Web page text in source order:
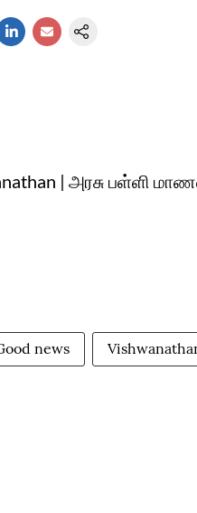
| அரசு பள்ளி
news